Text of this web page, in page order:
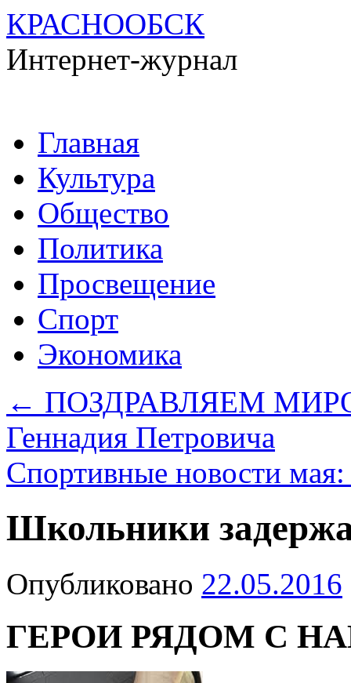
КРАСНООБСК
Интернет-журнал
Перейти
содержимому
Главная
Культура
Общество
Политика
Просвещение
Спорт
Экономика
← ПОЗДРАВЛЯЕМ
Геннадия Петровича
Спортивные новости мая:
Школьники
Опубликовано 22.05.2016
ГЕРОИ РЯДОМ С